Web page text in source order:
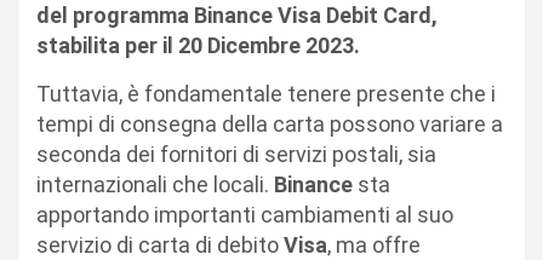
del programma Binance Visa Debit Card,
stabilita per il 20 Dicembre 2023.
Tuttavia, è fondamentale tenere presente che i
tempi di consegna della carta possono variare a
seconda dei fornitori di servizi postali, sia
internazionali che locali. Binance sta
apportando importanti cambiamenti al suo
servizio di carta di debitoVisa, ma offre